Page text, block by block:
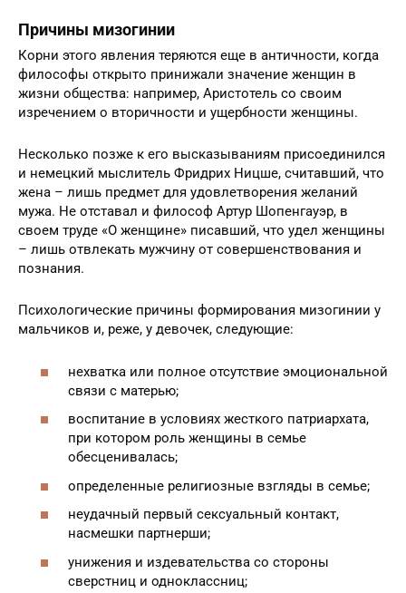
Причины мизогинии
Корни этого явления теряются еще в античности, когда
философы открыто принижали значение женщин в
жизни общества: например, Аристотель со своим
изречением о вторичности и ущербности женщины.
Несколько позже к его высказываниям присоединился
и немецкий мыслитель Фридрих Ницше, считавший, что
жена – лишь предмет для удовлетворения желаний
мужа. Не отставал и философ Артур Шопенгауэр, в
своем труде «О женщине» писавший, что удел женщины
– лишь отвлекать мужчину от совершенствования и
познания.
Психологические причины формирования мизогинии у
мальчиков и, реже, у девочек, следующие:
нехватка или полное отсутствие эмоциональной
связи с матерью;
воспитание в условиях жесткого патриархата,
при котором роль женщины в семье
обесценивалась;
определенные религиозные взгляды в семье;
неудачный первый сексуальный контакт,
насмешки партнерши;
унижения и издевательства со стороны
сверстниц и одноклассниц;